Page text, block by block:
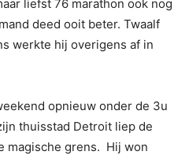
liefst 76 marathon ook nog
deed ooit beter. Twaalf
werkte hij overigens af in
opnieuw onder de 3u
thuisstad Detroit liep de
magische grens. Hij won